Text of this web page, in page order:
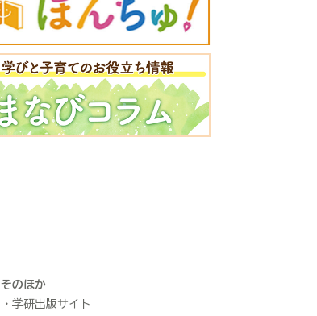
そのほか
学研出版サイト